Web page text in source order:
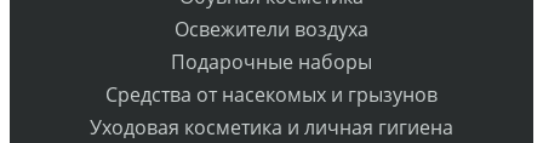
Освежители воздуха
Подарочные наборы
Средства от насекомых и грызунов
Уходовая косметика и личная гигиена